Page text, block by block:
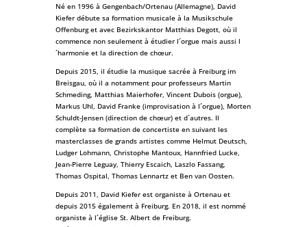
Né en 1996 à Gengenbach/Ortenau (Allemagne), David
Kiefer débute sa formation musicale à la Musikschule
Offenburg et avec Bezirkskantor Matthias Degott, où il
commence non seulement à étudier l´orgue mais aussi l
´harmonie et la direction de chœur.
Depuis 2015, il étudie la musique sacrée à Freiburg im
Breisgau, où il a notamment pour professeurs Martin
Schmeding, Matthias Maierhofer, Vincent Dubois (orgue),
Markus Uhl, David Franke (improvisation à l´orgue), Morten
Schuldt-Jensen (direction de chœur) et d´autres. Il
complète sa formation de concertiste en suivant les
masterclasses de grands artistes comme Helmut Deutsch,
Ludger Lohmann, Christophe Mantoux, Hannfried Lucke,
Jean-Pierre Leguay, Thierry Escaich, Laszlo Fassang,
Thomas Ospital, Thomas Lennartz et Ben van Oosten.
Depuis 2011, David Kiefer est organiste à Ortenau et
depuis 2015 également à Freiburg. En 2018, il est nommé
organiste à l´église St. Albert de Freiburg.